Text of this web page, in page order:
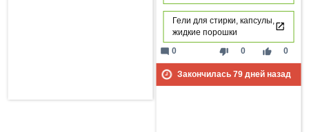
Гели для стирки, капсулы,
жидкие порошки
thumb_down 0 thumb_up 0
mode_comment 0
Закончилась 79дней назад